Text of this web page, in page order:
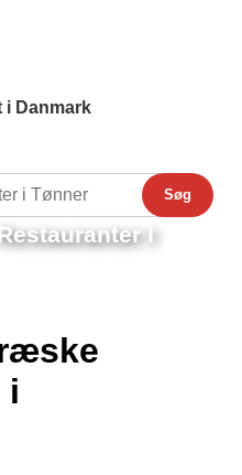
i Danmark
Søg
I
i